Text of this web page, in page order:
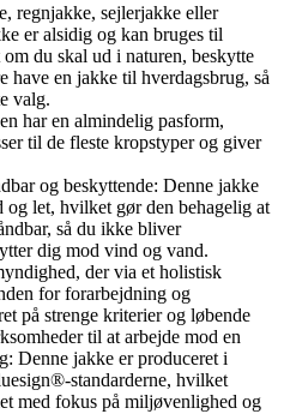
regnjakke, sejlerjakke eller
er alsidig og kan bruges til
du skal ud i naturen, beskytte
have en jakke til hverdagsbrug, så
valg.
har en almindelig pasform,
til de fleste kropstyper og giver
og beskyttende: Denne jakke
let, hvilket gør den behagelig at
så du ikke bliver
dig mod vind og vand.
der via et holistisk
for forarbejdning og
på strenge kriterier og løbende
til at arbejde mod en
Denne jakke er produceret i
standarderne, hvilket
med fokus på miljøvenlighed og